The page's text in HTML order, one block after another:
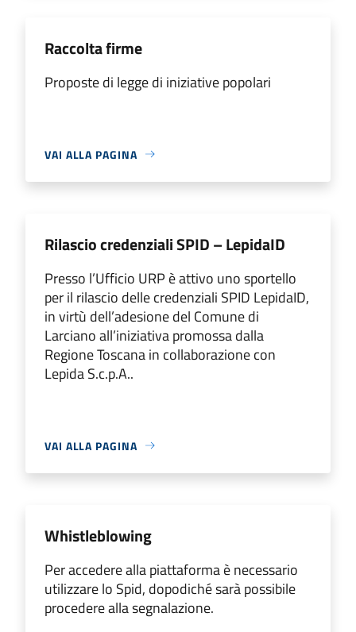
Raccolta firme
Proposte di legge di iniziative popolari
VAI ALLA PAGINA
Rilascio credenziali SPID – LepidaID
Presso l’Ufficio URP è attivo uno sportello
per il rilascio delle credenziali SPID LepidaID,
in virtù dell’adesione del Comune di
Larciano all’iniziativa promossa dalla
Regione Toscana in collaborazione con
Lepida S.c.p.A..
VAI ALLA PAGINA
Whistleblowing
Per accedere alla piattaforma è necessario
utilizzare lo Spid, dopodiché sarà possibile
procedere alla segnalazione.